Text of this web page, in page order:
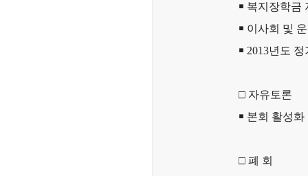
￭ 복지장학금
￭ 이사회 및
￭ 2013년도
□ 자유토론
￭ 본회 활성화
□ 폐 회